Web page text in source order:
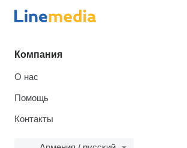
Компания
О нас
Помощь
Контакты